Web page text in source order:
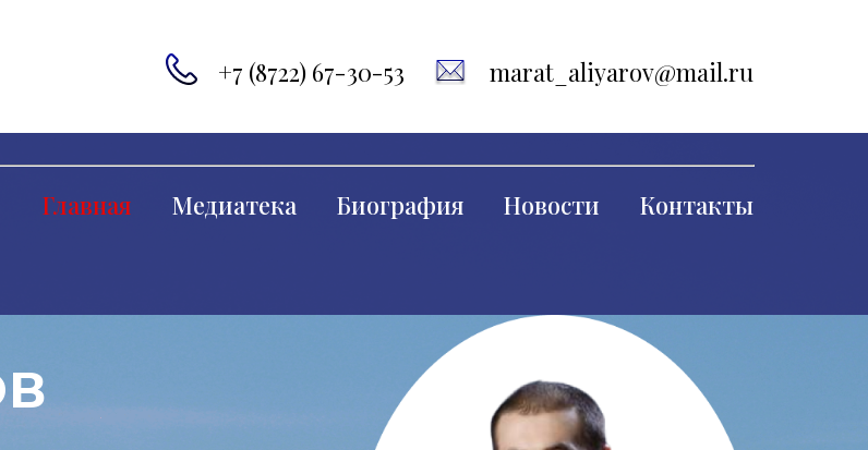
+7 (8722) 67-30-53 marat_aliyarov@mail.ru
Главная Медиатека Биография Новости Контакты